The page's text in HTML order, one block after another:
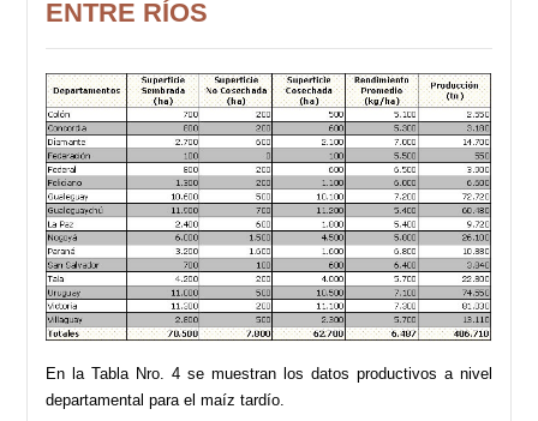
ENTRE RÍOS
En la Tabla Nro. 4 se muestran los datos productivos a nivel
departamental para el maíz tardío.